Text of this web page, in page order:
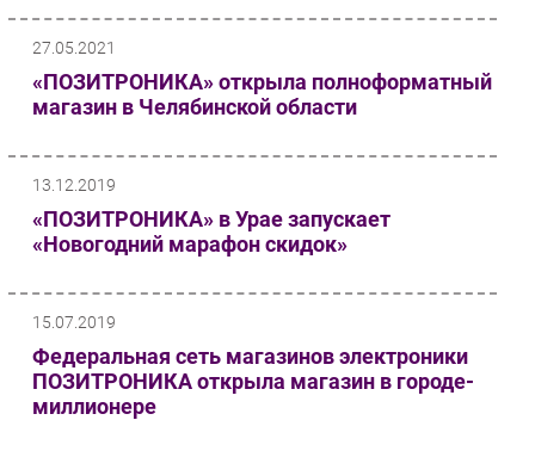
Web
Инновации
CIO/Управление ИТ
Гаджеты
Здоровье
РАЗДЕЛЫ
Новости
Аналитика
27.05.2021
«ПОЗИТРОНИКА» открыла полноформатный
магазин в Челябинской области
13.12.2019
«ПОЗИТРОНИКА» в Урае запускает
«Новогодний марафон скидок»
15.07.2019
Федеральная сеть магазинов электроники
ПОЗИТРОНИКА открыла магазин в городе-
миллионере